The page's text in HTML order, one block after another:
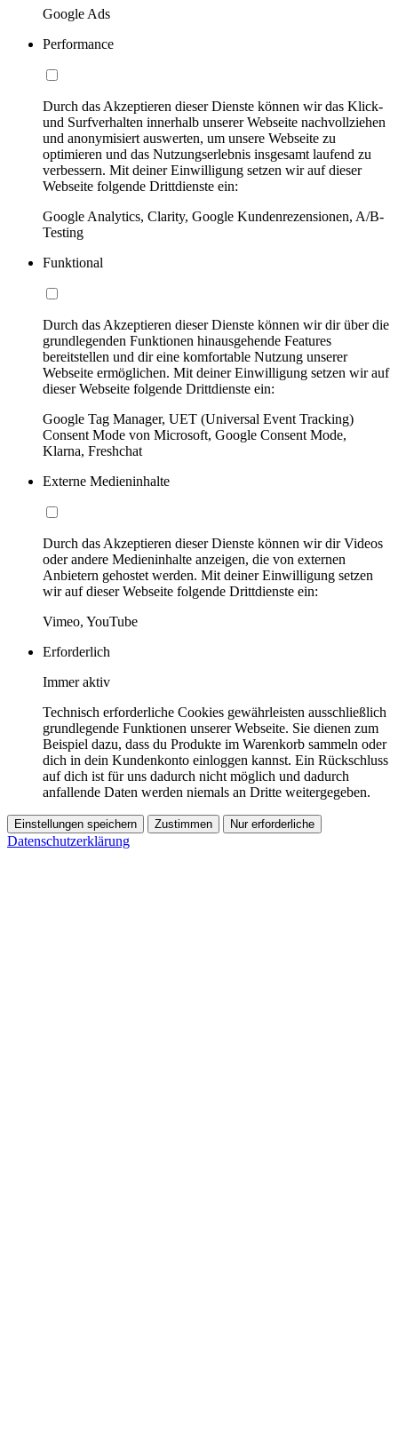
Google Ads
Performance
Durch das Akzeptieren dieser Dienste können wir das Klick-
und Surfverhalten innerhalb unserer Webseite nachvollziehen
und anonymisiert auswerten, um unsere Webseite zu
optimieren und das Nutzungserlebnis insgesamt laufend zu
verbessern. Mit deiner Einwilligung setzen wir auf dieser
Webseite folgende Drittdienste ein:
Google Analytics, Clarity, Google Kundenrezensionen, A/B-
Testing
Funktional
Durch das Akzeptieren dieser Dienste können wir dir über die
grundlegenden Funktionen hinausgehende Features
bereitstellen und dir eine komfortable Nutzung unserer
Webseite ermöglichen. Mit deiner Einwilligung setzen wir auf
dieser Webseite folgende Drittdienste ein:
Google Tag Manager, UET (Universal Event Tracking)
Consent Mode von Microsoft, Google Consent Mode,
Klarna, Freshchat
Externe Medieninhalte
Durch das Akzeptieren dieser Dienste können wir dir Videos
oder andere Medieninhalte anzeigen, die von externen
Anbietern gehostet werden. Mit deiner Einwilligung setzen
wir auf dieser Webseite folgende Drittdienste ein:
Vimeo, YouTube
Erforderlich
Immer aktiv
Technisch erforderliche Cookies gewährleisten ausschließlich
grundlegende Funktionen unserer Webseite. Sie dienen zum
Beispiel dazu, dass du Produkte im Warenkorb sammeln oder
dich in dein Kundenkonto einloggen kannst. Ein Rückschluss
auf dich ist für uns dadurch nicht möglich und dadurch
anfallende Daten werden niemals an Dritte weitergegeben.
Einstellungen speichern Zustimmen Nur erforderliche
Datenschutzerklärung